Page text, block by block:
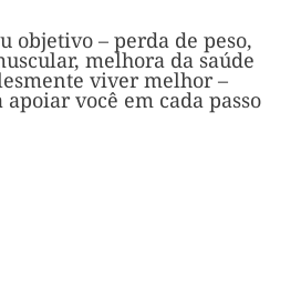
objetivo – perda de peso,
melhora da saúde
viver melhor –
você em cada passo